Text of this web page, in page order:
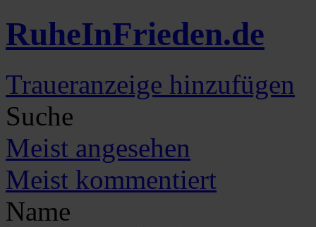
RuheInFrieden.de
Traueranzeige hinzufügen
Suche
Meist angesehen
Meist kommentiert
Name